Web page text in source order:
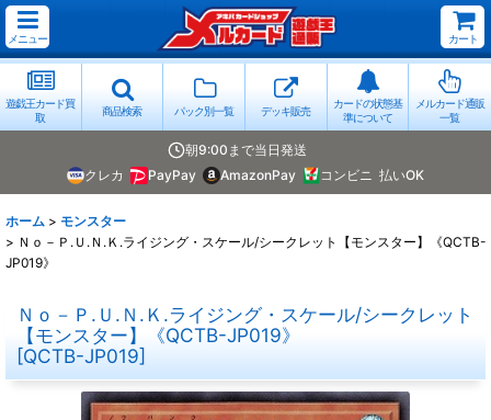
メニュー カート
遊戯王カード買
取
商品検索 パック別一覧 デッキ販売
カードの状態基
準について
メルカード通販
一覧
朝9:00まで当日発送
クレカ
PayPay AmazonPay コンビニ 払いOK
ホーム > モンスター
> Ｎｏ－Ｐ.Ｕ.Ｎ.Ｋ.ライジング・スケール/シークレット【モンスター】《QCTB-
JP019》
Ｎｏ－Ｐ.Ｕ.Ｎ.Ｋ.ライジング・スケール/シークレット
【モンスター】《QCTB-JP019》
[QCTB-JP019]